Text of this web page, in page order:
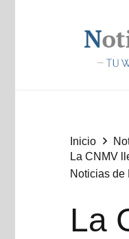
Inicio
La CNMV
Noticias de
La